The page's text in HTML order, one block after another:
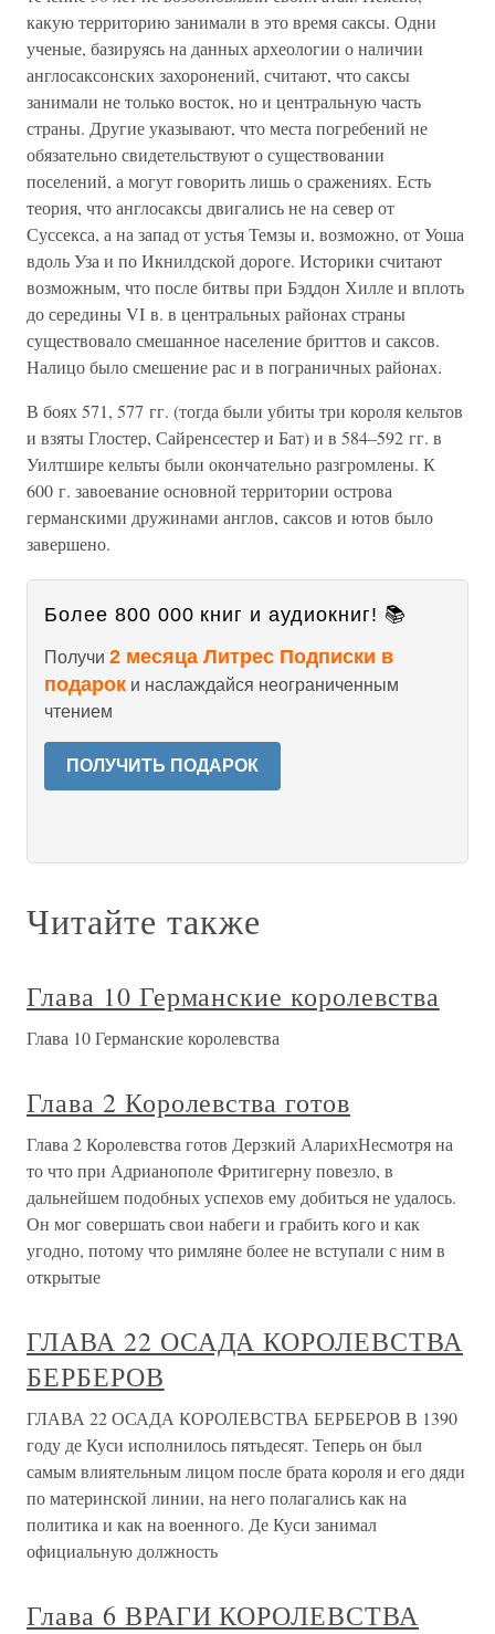
какую территорию занимали в это время саксы. Одни
ученые, базируясь на данных археологии о наличии
англосаксонских захоронений, считают, что саксы
занимали не только восток, но и центральную часть
страны. Другие указывают, что места погребений не
обязательно свидетельствуют о существовании
поселений, а могут говорить лишь о сражениях. Есть
теория, что англосаксы двигались не на север от
Суссекса, а на запад от устья Темзы и, возможно, от Уоша
вдоль Уза и по Икнилдской дороге. Историки считают
возможным, что после битвы при Бэддон Хилле и вплоть
до середины VI в. в центральных районах страны
существовало смешанное население бриттов и саксов.
Налицо было смешение рас и в пограничных районах.
В боях 571, 577 гг. (тогда были убиты три короля кельтов
и взяты Глостер, Сайренсестер и Бат) и в 584–592 гг. в
Уилтшире кельты были окончательно разгромлены. К
600 г. завоевание основной территории острова
германскими дружинами англов, саксов и ютов было
завершено.
Более 800 000 книг и аудиокниг! 📚
Получи 2 месяца Литрес Подписки в
подарок и наслаждайся неограниченным
чтением
ПОЛУЧИТЬ ПОДАРОК
Читайте также
Глава 10 Германские королевства
Глава 10 Германские королевства
Глава 2 Королевства готов
Глава 2 Королевства готов Дерзкий АларихНесмотря на
то что при Адрианополе Фритигерну повезло, в
дальнейшем подобных успехов ему добиться не удалось.
Он мог совершать свои набеги и грабить кого и как
угодно, потому что римляне более не вступали с ним в
открытые
ГЛАВА 22 ОСАДА КОРОЛЕВСТВА
БЕРБЕРОВ
ГЛАВА 22 ОСАДА КОРОЛЕВСТВА БЕРБЕРОВ В 1390
году де Куси исполнилось пятьдесят. Теперь он был
самым влиятельным лицом после брата короля и его дяди
по материнской линии, на него полагались как на
политика и как на военного. Де Куси занимал
официальную должность
Глава 6 ВРАГИ КОРОЛЕВСТВА